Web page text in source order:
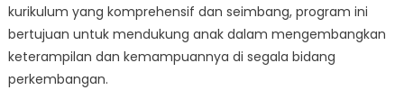
kurikulum yang komprehensif dan seimbang, program ini
bertujuan untuk mendukung anak dalam mengembangkan
keterampilan dan kemampuannya di segala bidang
perkembangan.